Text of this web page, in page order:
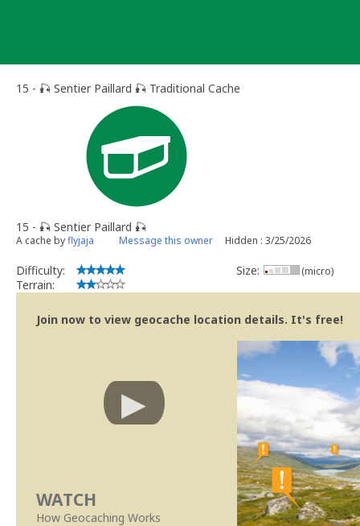
15 - 🎣 Sentier Paillard 🎣 Traditional Cache
15 - 🎣 Sentier Paillard 🎣
A cache byflyjaja Message this owner Hidden : 3/25/2026
Difficulty:
Terrain:
Size: (micro)
Join now to view geocache location details. It's free!
WATCH
How Geocaching Works